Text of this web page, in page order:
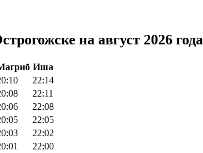
на август 2026 года
Иша
22:14
22:11
22:08
22:05
22:02
22:00